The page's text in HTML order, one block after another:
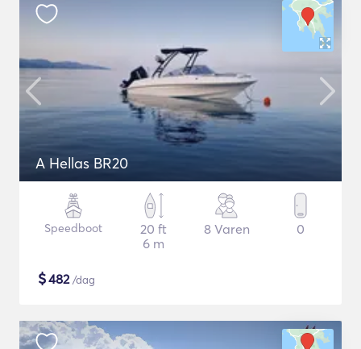
A Hellas BR20
Speedboot
20 ft
6 m
8 Varen 0
$482/dag